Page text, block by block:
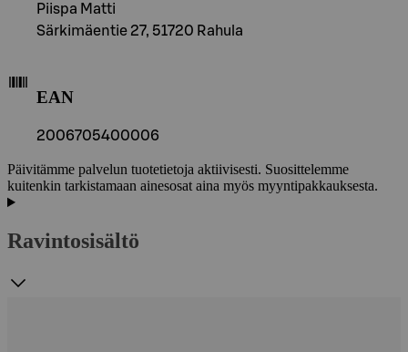
Piispa Matti
Särkimäentie 27, 51720 Rahula
EAN
2006705400006
Päivitämme palvelun tuotetietoja aktiivisesti. Suosittelemme
kuitenkin tarkistamaan ainesosat aina myös myyntipakkauksesta.
Ravintosisältö